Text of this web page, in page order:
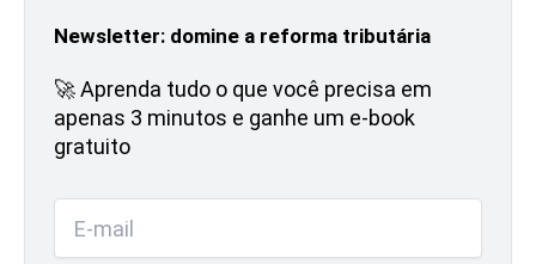
Newsletter: domine a reforma tributária
🚀 Aprenda tudo o que você precisa em
apenas 3 minutos e ganhe um e-book
gratuito